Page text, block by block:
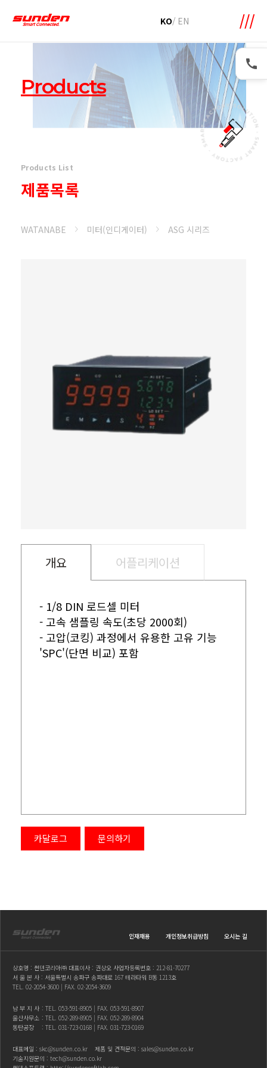
KO/ EN
Products
Products List
제품목록
WATANABE 미터(인디게이터) ASG 시리즈
개요 어플리케이션
- 1/8 DIN 로드셀 미터
- 고속 샘플링 속도(초당 2000회)
- 고압(코킹) 과정에서 유용한 고유 기능
'SPC'(단면 비교) 포함
카달로그 문의하기
인재채용 개인정보취급방침 오시는 길
상호명 : 썬덴코리아㈜ 대표이사 : 권상오 사업자등록번호 : 212-81-70277
서 울 본 사 : 서울특별시 송파구 송파대로 167 테라타워 B동 1213호
TEL. 02-2054-3600 | FAX. 02-2054-3609
남 부 지 사 : TEL. 053-591-8905 | FAX. 053-591-8907
울산사무소 : TEL. 052-289-8905 | FAX. 052-289-8904
동탄공장
: TEL. 031-723-0168 | FAX. 031-723-0169
대표메일 : skc@sunden.co.kr 제품 및 견적문의 : sales@sunden.co.kr
기술지원문의 : tech@sunden.co.kr